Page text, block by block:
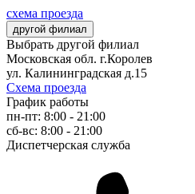
схема проезда
другой филиал
Выбрать другой филиал
Московская обл. г.Королев
ул. Калининградская д.15
Схема проезда
График работы
пн-пт: 8:00 - 21:00
сб-вс: 8:00 - 21:00
Диспетчерская служба